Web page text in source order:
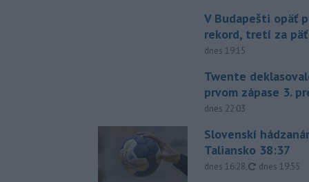
V Budapešti opäť
rekord, tretí za
dnes 19:15
Twente
prvom zápase 3.
dnes 22:03
Slovenskí
Taliansko 38:37
dnes 16:28, aktualizované
dnes 19:55